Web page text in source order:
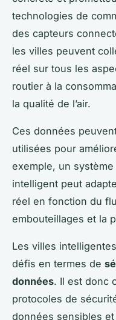
technologies de
des capteurs
les villes peuvent
réel sur tous les
routier à la
la qualité de l’air.
Ces données
utilisées pour
exemple, un
intelligent peut
réel en fonction du
embouteillages et la
Les villes
défis en termes de
données. Il est donc
protocoles de
données sensibles